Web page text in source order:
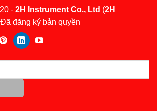
- 2H Instrument Co., Ltd (2H
đăng ký bản quyền